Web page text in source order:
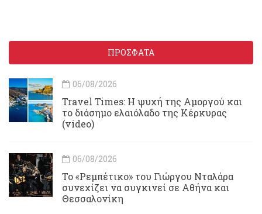
ΠΡΟΣΦΑΤΑ
06/08/2026
Travel Times: H ψυχή της Αμοργού και
το διάσημο ελαιόλαδο της Κέρκυρας
(video)
06/08/2026
Το «Ρεμπέτικο» του Γιώργου Νταλάρα
συνεχίζει να συγκινεί σε Αθήνα και
Θεσσαλονίκη